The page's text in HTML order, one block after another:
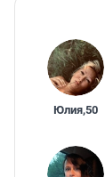
Юлия,50